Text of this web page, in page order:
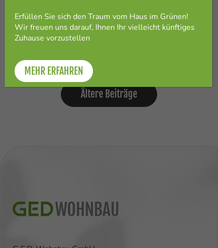
Mehr als ein Zuhause – das neue
Mietangebot von GED Wohnbau!
Weiterlesen
Beitragsnavigation
Ältere Beiträge
Erfüllen Sie sich den Traum vom Haus im Grünen!
Wir freuen uns darauf, Ihnen Ihr vielleicht künftiges
Zuhause vorzustellen
MEHR ERFAHREN